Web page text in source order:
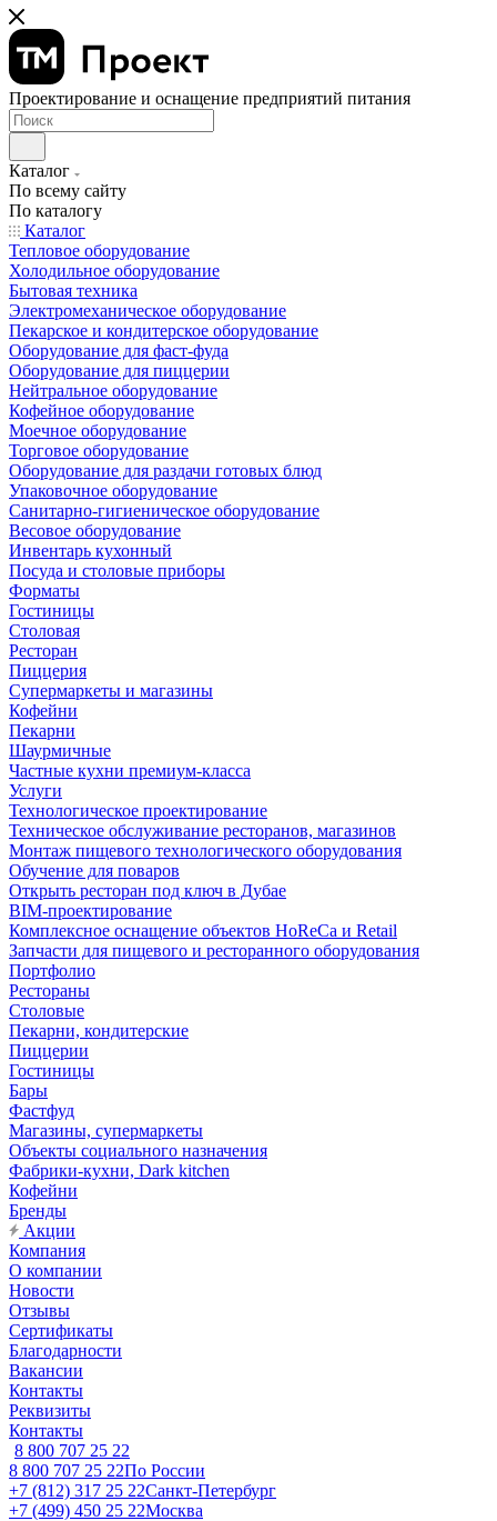
Проектирование и оснащение предприятий питания
Каталог
По всему сайту
По каталогу
Каталог
Тепловое оборудование
Холодильное оборудование
Бытовая техника
Электромеханическое оборудование
Пекарское и кондитерское оборудование
Оборудование для фаст-фуда
Оборудование для пиццерии
Нейтральное оборудование
Кофейное оборудование
Моечное оборудование
Торговое оборудование
Оборудование для раздачи готовых блюд
Упаковочное оборудование
Санитарно-гигиеническое оборудование
Весовое оборудование
Инвентарь кухонный
Посуда и столовые приборы
Форматы
Гостиницы
Столовая
Ресторан
Пиццерия
Супермаркеты и магазины
Кофейни
Пекарни
Шаурмичные
Частные кухни премиум-класса
Услуги
Технологическое проектирование
Техническое обслуживание ресторанов, магазинов
Монтаж пищевого технологического оборудования
Обучение для поваров
Открыть ресторан под ключ в Дубае
BIM-проектирование
Комплексное оснащение объектов HoReCa и Retail
Запчасти для пищевого и ресторанного оборудования
Портфолио
Рестораны
Столовые
Пекарни, кондитерские
Пиццерии
Гостиницы
Бары
Фастфуд
Магазины, супермаркеты
Объекты социального назначения
Фабрики-кухни, Dark kitchen
Кофейни
Бренды
Акции
Компания
О компании
Новости
Отзывы
Сертификаты
Благодарности
Вакансии
Контакты
Реквизиты
Контакты
8 800 707 25 22
8 800 707 25 22По России
+7 (812) 317 25 22Санкт-Петербург
+7 (499) 450 25 22Москва